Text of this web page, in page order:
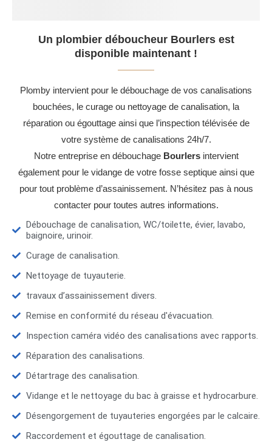
Un plombier déboucheur Bourlers est
disponible maintenant !
Plomby intervient pour le débouchage de vos canalisations
bouchées, le curage ou nettoyage de canalisation, la
réparation ou égouttage ainsi que l’inspection télévisée de
votre système de canalisations 24h/7.
Notre entreprise en débouchage Bourlersintervient
également pour le vidange de votre fosse septique ainsi que
pour tout problème d’assainissement. N’hésitez pas à nous
contacter pour toutes autres informations.
Débouchage de canalisation, WC/toilette, évier, lavabo,
baignoire, urinoir.
Curage de canalisation.
Nettoyage de tuyauterie.
travaux d’assainissement divers.
Remise en conformité du réseau d'évacuation.
Inspection caméra vidéo des canalisations avec rapports.
Réparation des canalisations.
Détartrage des canalisation.
Vidange et le nettoyage du bac à graisse et hydrocarbure.
Désengorgement de tuyauteries engorgées par le calcaire.
Raccordement et égouttage de canalisation.